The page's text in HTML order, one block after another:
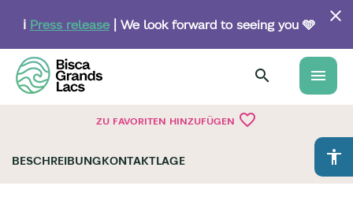
content
ℹ️ Press release| We look forward to seeing you 🩵
menu
ZU FAVORITEN HINZUFÜGEN favorite_border
accessibility
BESCHREIBUNGKONTAKTLAGE